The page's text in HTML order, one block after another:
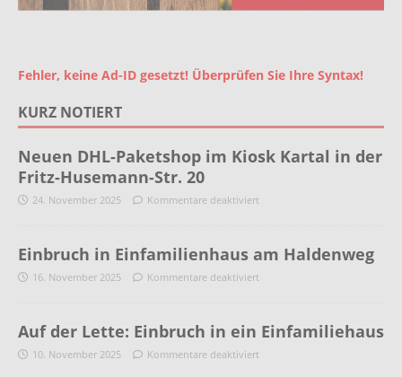
Fehler, keine Ad-ID gesetzt! Überprüfen Sie Ihre Syntax!
KURZ NOTIERT
Neuen DHL-Paketshop im Kiosk Kartal in der
Fritz-Husemann-Str. 20
24. November 2025 Kommentare deaktiviert
Einbruch in Einfamilienhaus am Haldenweg
16. November 2025 Kommentare deaktiviert
Auf der Lette: Einbruch in ein Einfamiliehaus
10. November 2025 Kommentare deaktiviert